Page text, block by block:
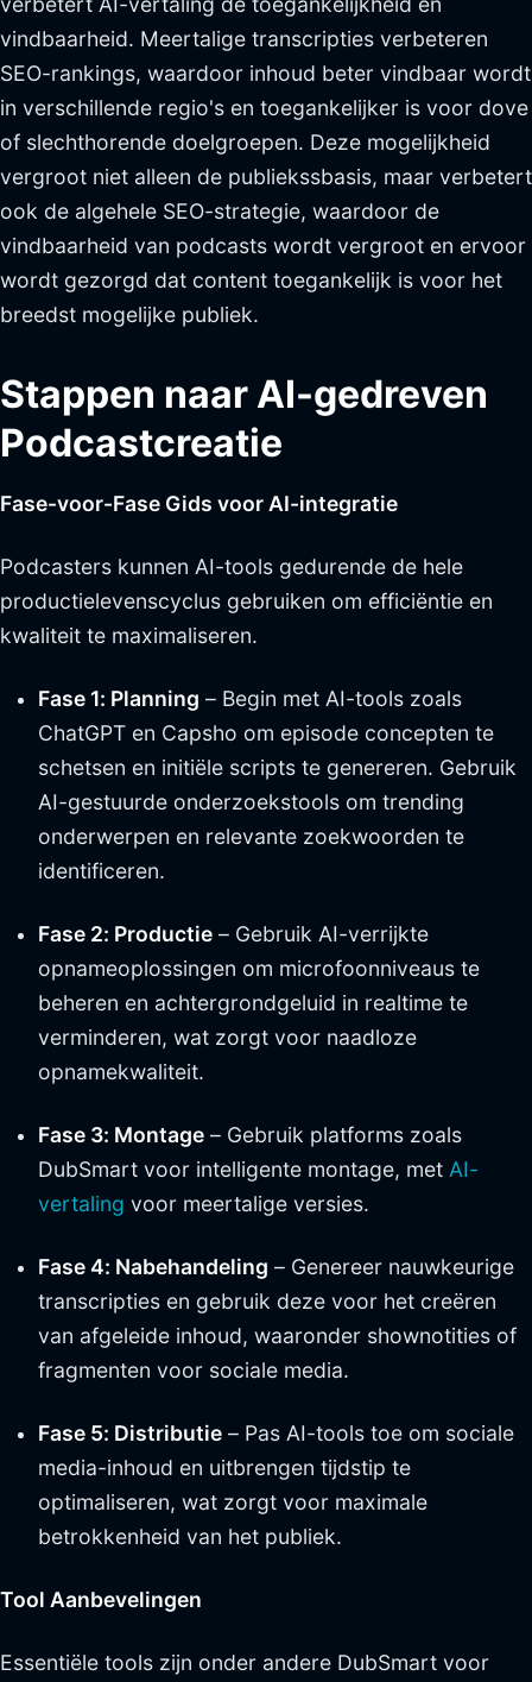
vindbaarheid. Meertalige transcripties verbeteren
SEO-rankings, waardoor inhoud beter vindbaar wordt
in verschillende regio's en toegankelijker is voor dove
of slechthorende doelgroepen. Deze mogelijkheid
vergroot niet alleen de publiekssbasis, maar verbetert
ook de algehele SEO-strategie, waardoor de
vindbaarheid van podcasts wordt vergroot en ervoor
wordt gezorgd dat content toegankelijk is voor het
breedst mogelijke publiek.
Stappen naar AI-gedreven
Podcastcreatie
Fase-voor-Fase Gids voor AI-integratie
Podcasters kunnen AI-tools gedurende de hele
productielevenscyclus gebruiken om efficiëntie en
kwaliteit te maximaliseren.
Fase 1: Planning – Begin met AI-tools zoals
ChatGPT en Capsho om episode concepten te
schetsen en initiële scripts te genereren. Gebruik
AI-gestuurde onderzoekstools om trending
onderwerpen en relevante zoekwoorden te
identificeren.
Fase 2: Productie – Gebruik AI-verrijkte
opnameoplossingen om microfoonniveaus te
beheren en achtergrondgeluid in realtime te
verminderen, wat zorgt voor naadloze
opnamekwaliteit.
Fase 3: Montage – Gebruik platforms zoals
DubSmart voor intelligente montage, met AI-
vertaling voor meertalige versies.
Fase 4: Nabehandeling – Genereer nauwkeurige
transcripties en gebruik deze voor het creëren
van afgeleide inhoud, waaronder shownotities of
fragmenten voor sociale media.
Fase 5: Distributie – Pas AI-tools toe om sociale
media-inhoud en uitbrengen tijdstip te
optimaliseren, wat zorgt voor maximale
betrokkenheid van het publiek.
Tool Aanbevelingen
Essentiële tools zijn onder andere DubSmart voor